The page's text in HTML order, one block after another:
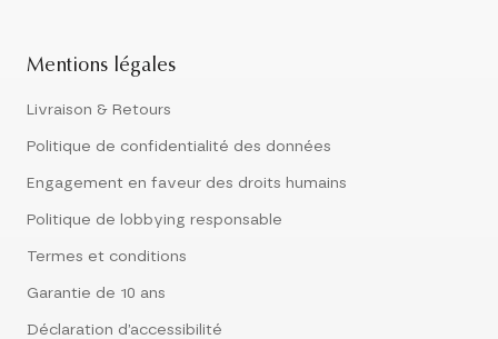
Mentions légales
Livraison & Retours
Politique de confidentialité des données
Engagement en faveur des droits humains
Politique de lobbying responsable
Termes et conditions
Garantie de 10 ans
Déclaration d’accessibilité